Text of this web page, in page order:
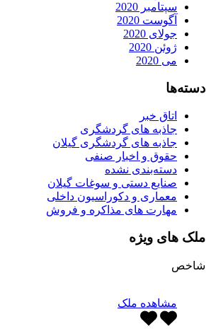
سپتامبر 2020
آگوست 2020
جولای 2020
ژوئن 2020
می 2020
دسته‌ها
اتاق خبر
جاذبه های گردشگری
جاذبه های گردشگری گیلان
حقوق و اخبار صنفی
دسته‌بندی نشده
صنایع دستی و سوغات گیلان
معماری و دکوراسیون داخلی
مهارت های مذاکره و فروش
ملک های ویژه
شاخص
مشاهده ملک